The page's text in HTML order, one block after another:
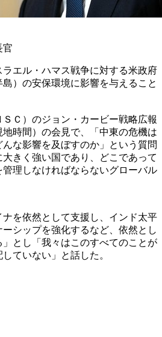
官
エル・ハマス戦争に対する米政府
）の安保環境に影響を与えること
Ｃ）のジョン・カービー戦略広報
時間）の会見で、「中東の危機は
な影響を及ぼすのか」という質問
きく強い国であり、どこであって
管理しなければならないグローバル
を依然として支援し、インド太平
シップを強化するなど、依然とし
とし「我々はこのすべてのことが
ていない」と話した。